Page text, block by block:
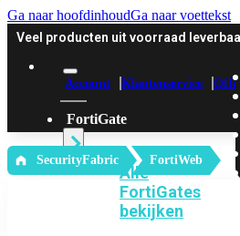
Ga naar hoofdinhoudGa naar voettekst
Veel producten uit voorraad
Account Klantenservice
FortiGate
Alle
FortiGates
bekijken
‎ SecurityFabric FortiWeb